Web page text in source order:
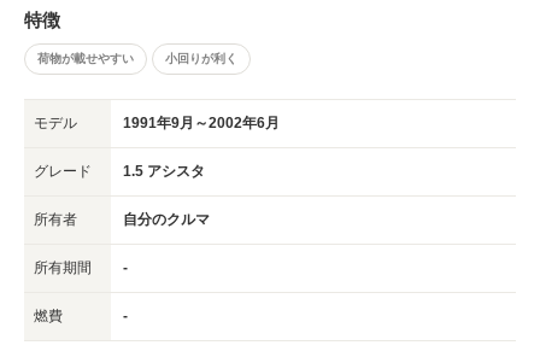
特徴
荷物が載せやすい 小回りが利く
モデル 1991年9月～2002年6月
グレード 1.5 アシスタ
所有者 自分のクルマ
所有期間 -
燃費 -